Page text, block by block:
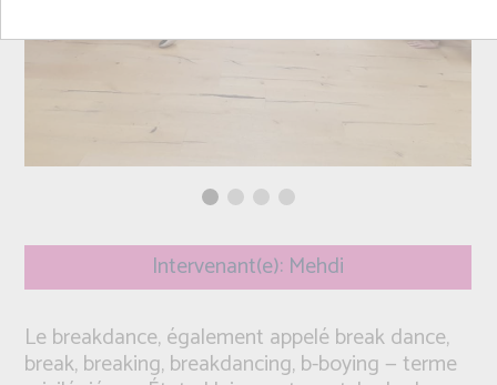
Intervenant(e): Mehdi
Le breakdance, également appelé break dance,
break, breaking, breakdancing, b-boying — terme